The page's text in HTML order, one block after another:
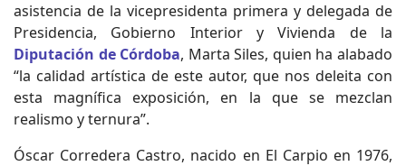
asistencia de la vicepresidenta primera y delegada de
Presidencia, Gobierno Interior y Vivienda de la
Diputación de Córdoba, Marta Siles, quien ha alabado
“la calidad artística de este autor, que nos deleita con
esta magnífica exposición, en la que se mezclan
realismo y ternura”.
Óscar Corredera Castro, nacido en El Carpio en 1976,